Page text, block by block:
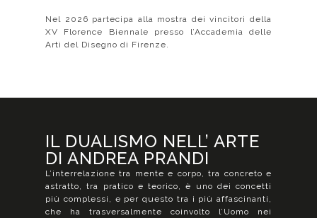
Nel 2026 partecipa alla mostra dei vincitori della
XV Florence Biennale presso l’Accademia delle
Arti del Disegno di Firenze.
IL DUALISMO NELL’ ARTE
DI ANDREA PRANDI
L’interrelazione tra mente e corpo, tra concreto e
astratto, tra pratico e teorico, è uno dei concetti
più complessi, e per questo tra i più affascinanti,
che ha trasversalmente coinvolto l’Uomo nei